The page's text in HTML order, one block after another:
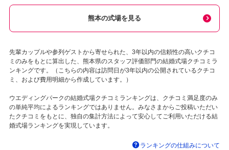
熊本の式場を見る
先輩カップルや参列ゲストから寄せられた、3年以内の信頼性の高いクチコ
ミのみをもとに算出した、熊本県のスタッフ評価部門の結婚式場クチコミラ
ンキングです。（こちらの内容は訪問日が3年以内の公開されているクチコ
ミ、および費用明細から作成しています。）
ウエディングパークの結婚式場クチコミランキングは、クチコミ満足度のみ
の単純平均によるランキングではありません。みなさまからご投稿いただい
たクチコミをもとに、独自の集計方法によって安心してご利用いただける結
婚式場ランキングを実現しています。
ランキングの仕組みについて